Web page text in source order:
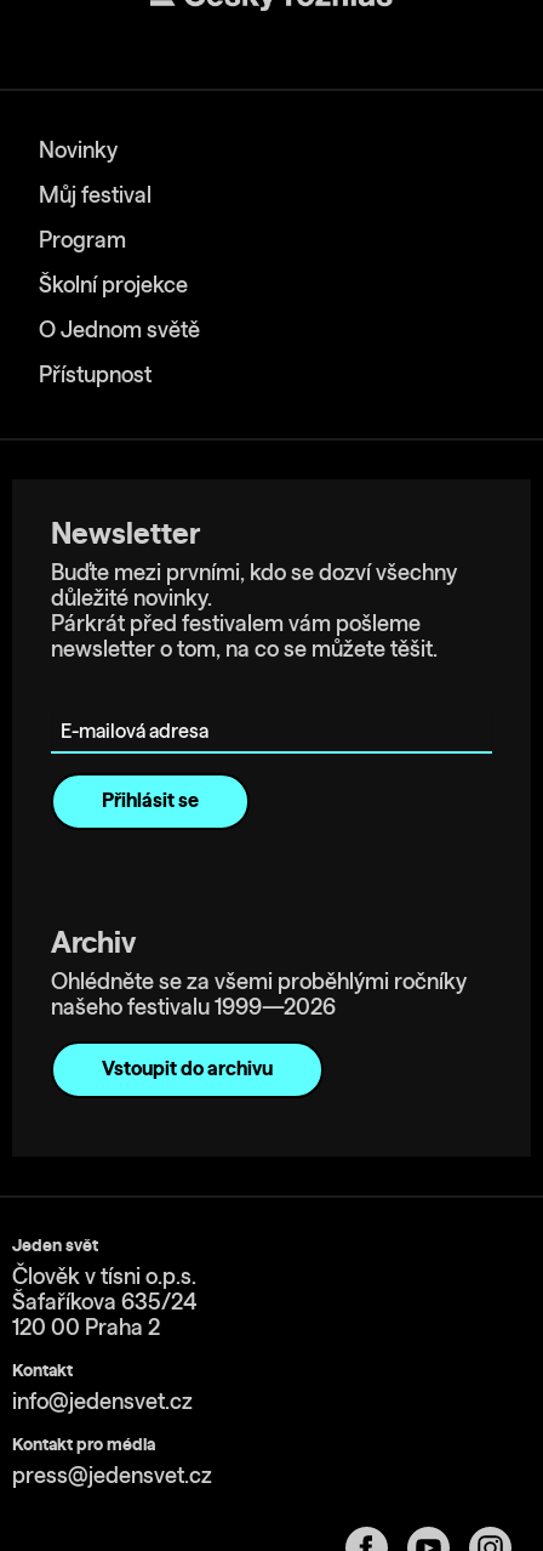
Novinky
Můj festival
Program
Školní projekce
O Jednom světě
Přístupnost
Newsletter
Buďte mezi prvními, kdo se dozví všechny
důležité novinky.
Párkrát před festivalem vám pošleme
newsletter o tom, na co se můžete těšit.
Archiv
Ohlédněte se za všemi proběhlými ročníky
našeho festivalu 1999—2026
Vstoupit do archivu
Jeden svět
Člověk v tísni o.p.s.
Šafaříkova 635/24
120 00 Praha 2
Kontakt
info@jedensvet.cz
Kontakt pro média
press@jedensvet.cz